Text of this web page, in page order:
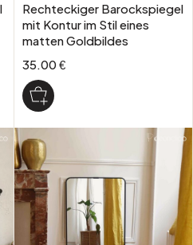
Rechteckiger Barockspiegel
mit Kontur im Stil eines
matten Goldbildes
35.00 €